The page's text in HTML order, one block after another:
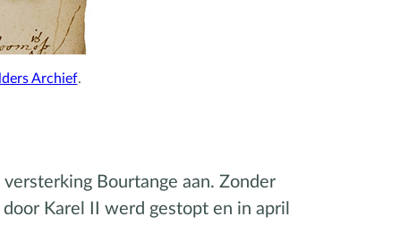
Archief.
Bourtange aan. Zonder
Karel II werd gestopt en in april